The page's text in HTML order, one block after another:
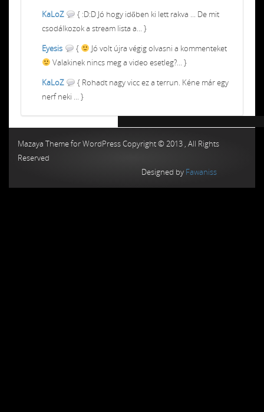
KaLoZ
{ :D:D Jó hogy időben ki lett rakva ... De mit
csodálkozok a stream lista a... }
Eyesis
{
Jó volt újra végig olvasni a kommenteket
Valakinek nincs meg a video esetleg?... }
KaLoZ
{ Rohadt nagy vicc ez a terrun. Kéne már egy
nerf neki ... }
Mazaya Theme for WordPress Copyright © 2013 , All Rights
Reserved
Designed by Fawaniss